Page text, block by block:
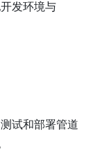
发环境与
试和部署管道